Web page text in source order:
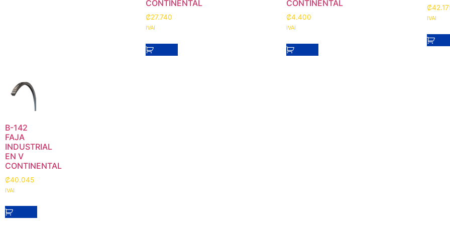
CONTINENTAL
₡27.740
IVAI
CONTINENTAL
₡4.400
IVAI
₡
IVAI
B-142
FAJA
INDUSTRIAL
EN V
CONTINENTAL
₡40.045
IVAI